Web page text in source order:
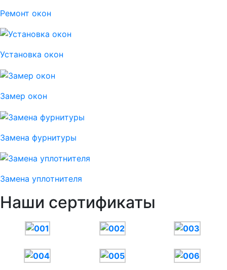
Ремонт окон
Установка окон
Замер окон
Замена фурнитуры
Замена уплотнителя
Наши сертификаты